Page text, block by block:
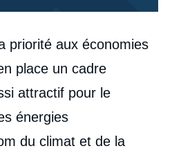
priorité aux économies
place un cadre
attractif pour le
énergies
du climat et de la